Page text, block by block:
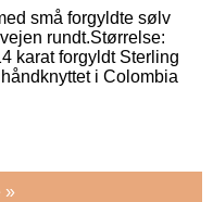
små forgyldte sølv
rundt.Størrelse:
karat forgyldt Sterling
i Colombia
»